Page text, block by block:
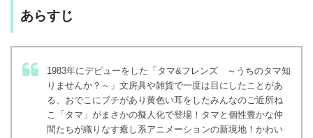
あらすじ
1983年にデビューをした「タマ&フレンズ ～うちのタマ知
りませんか？～」文房具や雑貨で一度は目にしたことがあ
る、おでこにブチがあり黄色い耳をしたみんなのご近所ね
こ「タマ」がまさかの擬人化で登場！タマと個性豊かな仲
間たちが織りなす癒し系アニメーションの新境地！かわい